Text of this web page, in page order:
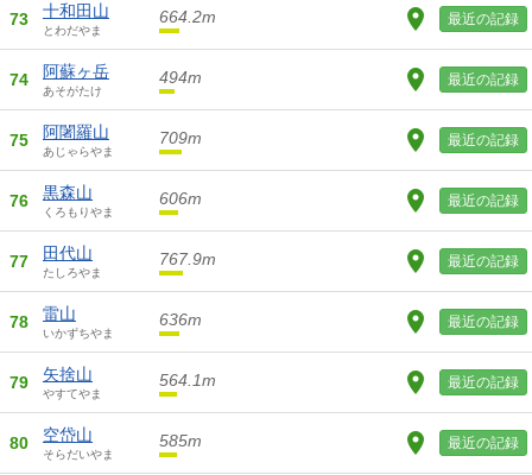
73 十和田山
とわだやま
664.2m 最近の記録
74 阿蘇ヶ岳
あそがたけ
494m 最近の記録
75 阿闍羅山
あじゃらやま
709m 最近の記録
76 黒森山
くろもりやま
606m 最近の記録
77 田代山
たしろやま
767.9m 最近の記録
78 雷山
いかずちやま
636m 最近の記録
79 矢捨山
やすてやま
564.1m 最近の記録
80 空岱山
そらだいやま
585m 最近の記録